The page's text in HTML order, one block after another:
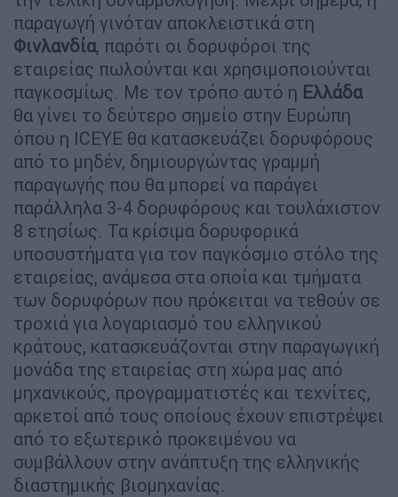
παραγωγή γινόταν αποκλειστικά στη
Φινλανδία, παρότι οι δορυφόροι της
εταιρείας πωλούνται και χρησιμοποιούνται
παγκοσμίως. Με τον τρόπο αυτό η Ελλάδα
θα γίνει το δεύτερο σημείο στην Ευρώπη
όπου η ICEYE θα κατασκευάζει δορυφόρους
από το μηδέν, δημιουργώντας γραμμή
παραγωγής που θα μπορεί να παράγει
παράλληλα 3-4 δορυφόρους και τουλάχιστον
8 ετησίως. Τα κρίσιμα δορυφορικά
υποσυστήματα για τον παγκόσμιο στόλο της
εταιρείας, ανάμεσα στα οποία και τμήματα
των δορυφόρων που πρόκειται να τεθούν σε
τροχιά για λογαριασμό του ελληνικού
κράτους, κατασκευάζονται στην παραγωγική
μονάδα της εταιρείας στη χώρα μας από
μηχανικούς, προγραμματιστές και τεχνίτες,
αρκετοί από τους οποίους έχουν επιστρέψει
από το εξωτερικό προκειμένου να
συμβάλλουν στην ανάπτυξη της ελληνικής
διαστημικής βιομηχανίας.